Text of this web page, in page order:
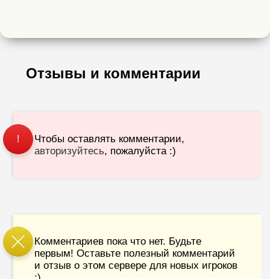
Отзывы и комментарии
!
Чтобы оставлять комментарии,
авторизуйтесь, пожалуйста :)
Комментариев пока что нет. Будьте
первым! Оставьте полезный комментарий
и отзыв о этом сервере для новых игроков